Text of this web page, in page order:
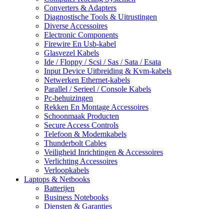
Converters & Adapters
Diagnostische Tools & Uitrustingen
Diverse Accessoires
Electronic Components
Firewire En Usb-kabel
Glasvezel Kabels
Ide / Floppy / Scsi / Sas / Sata / Esata
Input Device Uitbreiding & Kvm-kabels
Netwerken Ethernet-kabels
Parallel / Serieel / Console Kabels
Pc-behuizingen
Rekken En Montage Accessoires
Schoonmaak Producten
Secure Access Controls
Telefoon & Modemkabels
Thunderbolt Cables
Veiligheid Inrichtingen & Accessoires
Verlichting Accessoires
Verloopkabels
Laptops & Netbooks
Batterijen
Business Notebooks
Diensten & Garanties